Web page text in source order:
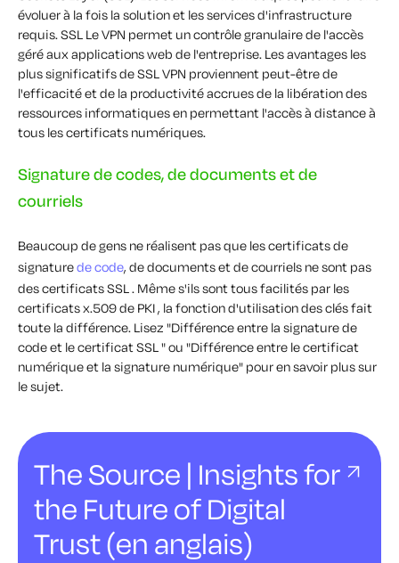
évoluer à la fois la solution et les services d'infrastructure
requis. SSL Le VPN permet un contrôle granulaire de l'accès
géré aux applications web de l'entreprise. Les avantages les
plus significatifs de SSL VPN proviennent peut-être de
l'efficacité et de la productivité accrues de la libération des
ressources informatiques en permettant l'accès à distance à
tous les certificats numériques.
Signature de codes, de documents et de
courriels
Beaucoup de gens ne réalisent pas que les certificats de
signaturede code, de documents et de courriels ne sont pas
des certificats SSL . Même s'ils sont tous facilités par les
certificats x.509 de PKI , la fonction d'utilisation des clés fait
toute la différence. Lisez "Différence entre la signature de
code et le certificat SSL " ou "Différence entre le certificat
numérique et la signature numérique" pour en savoir plus sur
le sujet.
The Source | Insights for
the Future of Digital
Trust (en anglais)